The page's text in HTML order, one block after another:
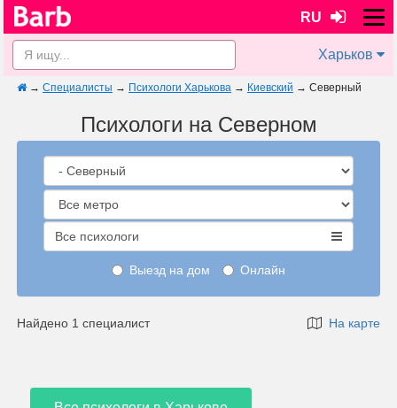
RU
Харьков
→ Специалисты → Психологи Харькова → Киевский → Северный
Психологи на Северном
Все психологи
Выезд на дом Онлайн
Найдено 1 специалист На карте